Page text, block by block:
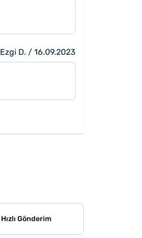
Ezgi D. / 16.09.2023
Hızlı Gönderim